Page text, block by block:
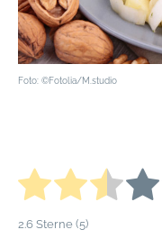
Foto: ©Fotolia/M.studio
2.6 Sterne (5)